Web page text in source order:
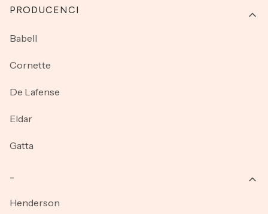
PRODUCENCI
Babell
Cornette
De Lafense
Eldar
Gatta
Henderson